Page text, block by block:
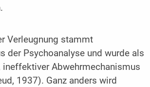
Verleugnung stammt
der Psychoanalyse und wurde als
ineffektiver Abwehrmechanismus
1937). Ganz anders wird